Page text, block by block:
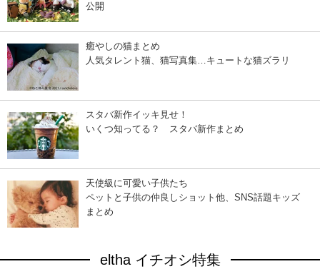
公開
癒やしの猫まとめ
人気タレント猫、猫写真集…キュートな猫ズラリ
スタバ新作イッキ見せ！
いくつ知ってる？ スタバ新作まとめ
天使級に可愛い子供たち
ペットと子供の仲良しショット他、SNS話題キッズ
まとめ
eltha イチオシ特集